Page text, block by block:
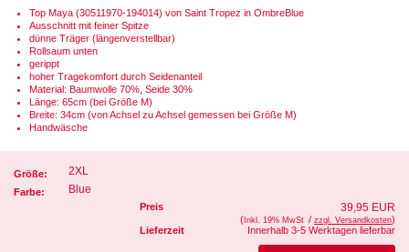
Top Maya (30511970-194014) von Saint Tropez in OmbreBlue
Ausschnitt mit feiner Spitze
dünne Träger (längenverstellbar)
Rollsaum unten
gerippt
hoher Tragekomfort durch Seidenanteil
Material: Baumwolle 70%, Seide 30%
Länge: 65cm (bei Größe M)
Breite: 34cm (von Achsel zu Achsel gemessen bei Größe M)
Handwäsche
Größe: 2XL
Farbe: Blue
Preis 39,95 EUR
( Inkl. 19% MwSt / zzgl. Versandkosten)
Lieferzeit
Innerhalb 3-5 Werktagen lieferbar